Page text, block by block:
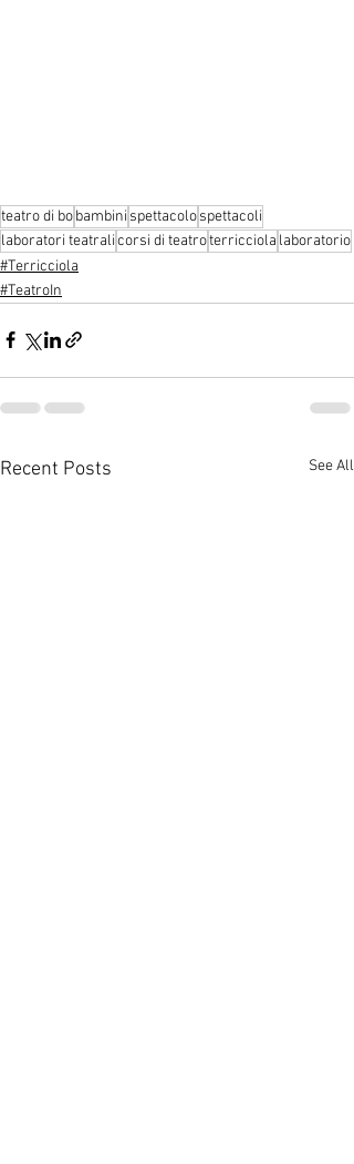
teatro di bobambini spettacolospettacoli
laboratori teatralicorsi di teatroterricciola laboratorio
#Terricciola
#TeatroIn
Recent Posts See All